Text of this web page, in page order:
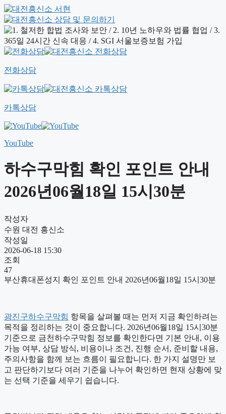
전화상담
카톡상담
YouTube
하수구막힘 확인 포인트 안내
2026년06월18일 15시30분
작성자
수원 대전 흥신소
작성일
2026-06-18 15:30
조회
47
부산휴대폰성지 확인 포인트 안내 2026년06월18일 15시30분
광진구하수구막힘 항목을 살펴볼 때는 먼저 지금 확인하려는
목적을 정리하는 것이 중요합니다. 2026년06월18일 15시30분
기준으로 금천하수구막힘 정보를 확인한다면 기본 안내, 이용
가능 여부, 상담 방식, 비용이나 조건, 진행 순서, 준비할 내용,
주의사항을 함께 보는 흐름이 필요합니다. 한 가지 설명만 보
고 판단하기보다 여러 기준을 나누어 확인하면 현재 상황에 맞
는 선택 기준을 세우기 쉽습니다.